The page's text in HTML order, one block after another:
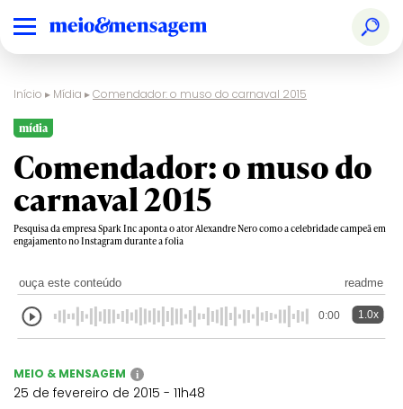
Início ▸ Mídia ▸Comendador: o muso do carnaval 2015
mídia
Comendador: o muso do
carnaval 2015
Pesquisa da empresa Spark Inc aponta o ator Alexandre Nero como a celebridade campeã em
engajamento no Instagram durante a folia
ouça este conteúdo readme
0:00 1.0x
MEIO & MENSAGEM i
25 de fevereiro de 2015 - 11h48